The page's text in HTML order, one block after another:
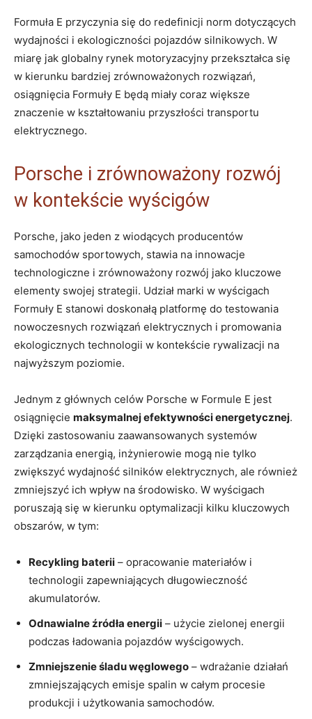
Formuła E przyczynia się do redefinicji norm dotyczących
wydajności i ekologiczności pojazdów silnikowych. W
miarę jak globalny rynek motoryzacyjny przekształca się
w kierunku bardziej zrównoważonych rozwiązań,
osiągnięcia Formuły E będą miały coraz większe
znaczenie w kształtowaniu przyszłości transportu
elektrycznego.
Porsche i zrównoważony rozwój
w kontekście wyścigów
Porsche, jako jeden z wiodących producentów
samochodów sportowych, stawia na innowacje
technologiczne i zrównoważony rozwój jako kluczowe
elementy swojej strategii. Udział marki w wyścigach
Formuły E stanowi doskonałą platformę do testowania
nowoczesnych rozwiązań elektrycznych i promowania
ekologicznych technologii w kontekście rywalizacji na
najwyższym poziomie.
Jednym z głównych celów Porsche w Formule E jest
osiągnięcie maksymalnej efektywności energetycznej.
Dzięki zastosowaniu zaawansowanych systemów
zarządzania energią, inżynierowie mogą nie tylko
zwiększyć wydajność silników elektrycznych, ale również
zmniejszyć ich wpływ na środowisko. W wyścigach
poruszają się w kierunku optymalizacji kilku kluczowych
obszarów, w tym:
Recykling baterii – opracowanie materiałów i
technologii zapewniających długowieczność
akumulatorów.
Odnawialne źródła energii – użycie zielonej energii
podczas ładowania pojazdów wyścigowych.
Zmniejszenie śladu węglowego – wdrażanie działań
zmniejszających emisje spalin w całym procesie
produkcji i użytkowania samochodów.